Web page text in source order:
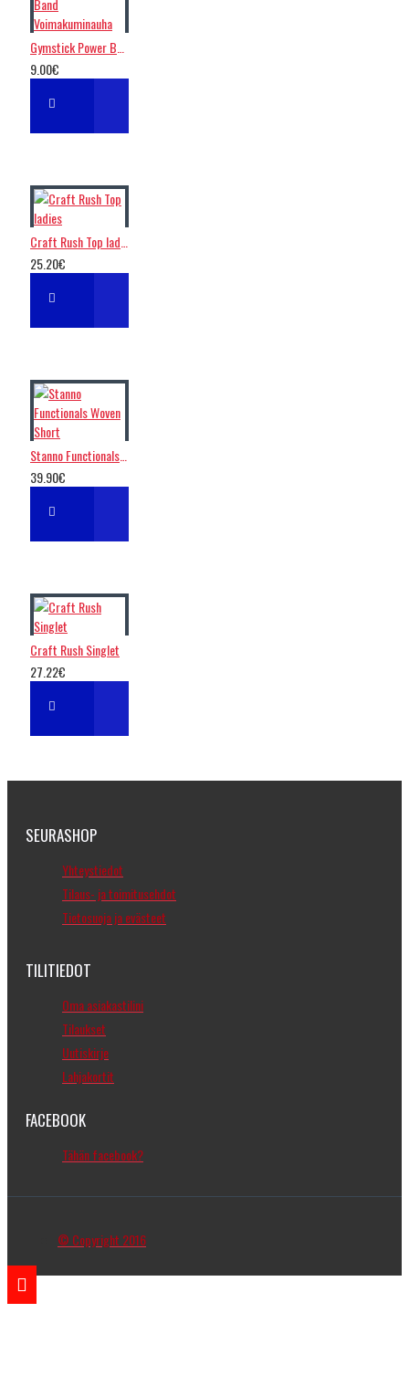
9.00€
25.20€
39.90€
Craft Rush Singlet
27.22€
SEURASHOP
Yhteystiedot
Tilaus- ja toimitusehdot
Tietosuoja ja evästeet
TILITIEDOT
Oma asiakastilini
Tilaukset
Uutiskirje
Lahjakortit
FACEBOOK
Tähän facebook?
© Copyright 2016